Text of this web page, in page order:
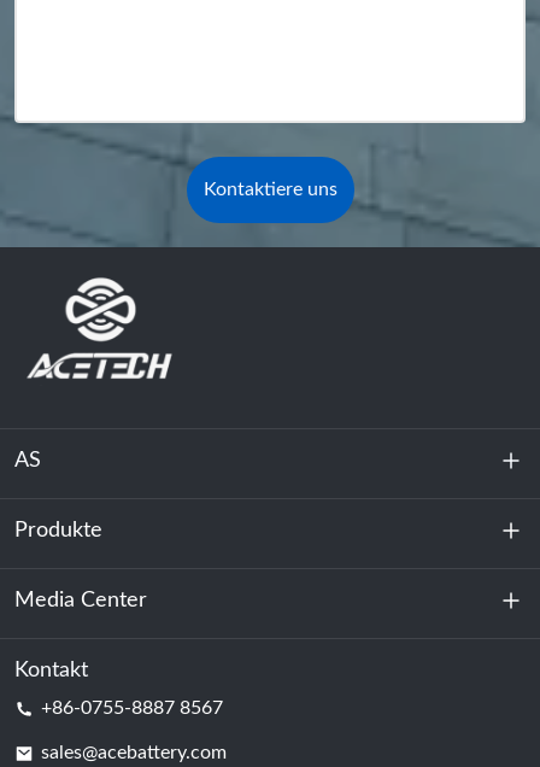
Kontaktiere uns
AS
Über uns
Nachhaltigkeit
Produkte
Energiespeicherung
Rechenzentrum & Serverraum
Media Center
Nachricht
Kontakt
+86-0755-8887 8567
sales@acebattery.com